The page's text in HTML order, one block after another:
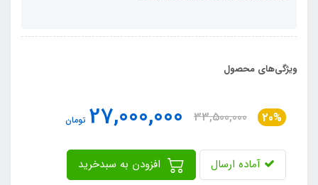
ویژگی‌های محصول
20%
33,500,000
27,000,000 تومان
آماده ارسال